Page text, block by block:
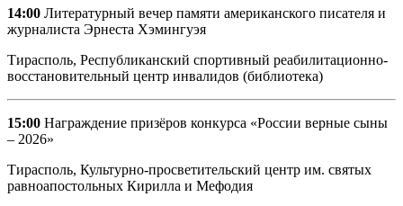
14:00 Литературный вечер памяти американского писателя и
журналиста Эрнеста Хэмингуэя
Тирасполь, Республиканский спортивный реабилитационно-
восстановительный центр инвалидов (библиотека)
15:00 Награждение призёров конкурса «России верные сыны
– 2026»
Тирасполь, Культурно-просветительский центр им. святых
равноапостольных Кирилла и Мефодия